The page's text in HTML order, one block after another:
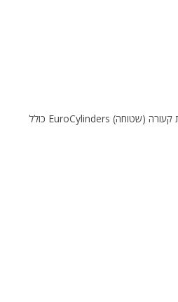
סט דאבל פלדה 7 ליטר עם תחתית קעורה (שטוחה) EuroCylinders כולל